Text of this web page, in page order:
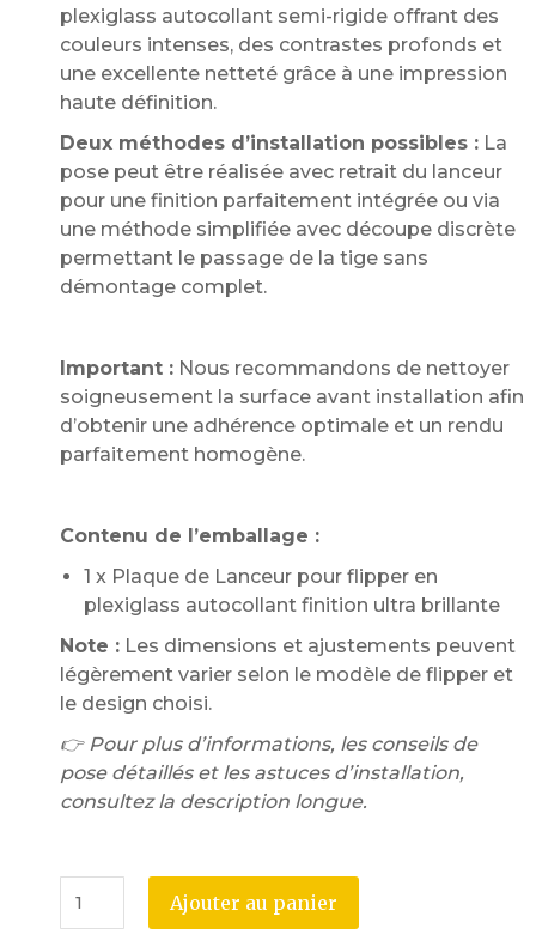
plexiglass autocollant semi-rigide offrant des
couleurs intenses, des contrastes profonds et
une excellente netteté grâce à une impression
haute définition.
Deux méthodes d’installation possibles : La
pose peut être réalisée avec retrait du lanceur
pour une finition parfaitement intégrée ou via
une méthode simplifiée avec découpe discrète
permettant le passage de la tige sans
démontage complet.
Important : Nous recommandons de nettoyer
soigneusement la surface avant installation afin
d’obtenir une adhérence optimale et un rendu
parfaitement homogène.
Contenu de l’emballage :
1 x Plaque de Lanceur pour flipper en
plexiglass autocollant finition ultra brillante
Note : Les dimensions et ajustements peuvent
légèrement varier selon le modèle de flipper et
le design choisi.
👉 Pour plus d’informations, les conseils de
pose détaillés et les astuces d’installation,
consultez la description longue.
Ajouter au panier